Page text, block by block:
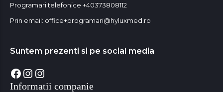
Programari telefonice +40373808112
Prin email: office+programari@hyluxmed.ro
Suntem prezenti si pe social media
Facebook
Instagram
Instagram
Informatii companie